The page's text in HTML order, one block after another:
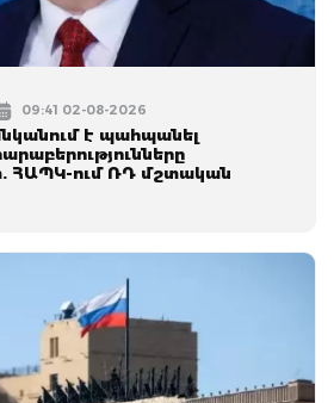
09:41 02-08-2026
է պահպանել
ՀԱՊԿ-ում ՌԴ մշտական